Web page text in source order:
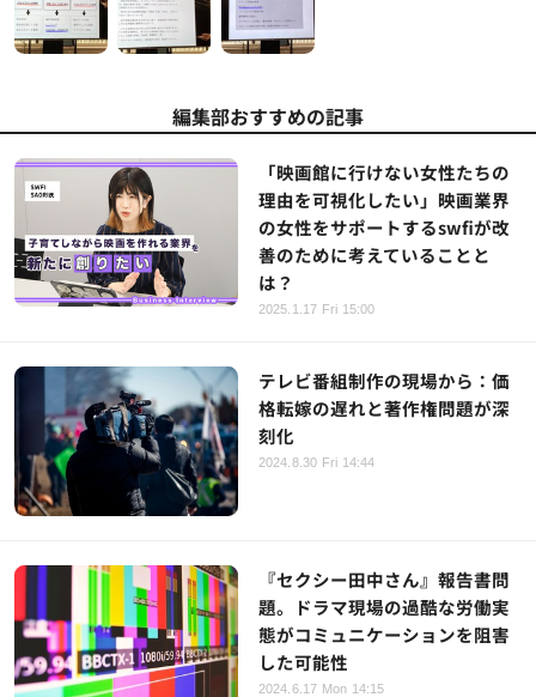
編集部おすすめの記事
「映画館に行けない女性たちの
理由を可視化したい」映画業界
の女性をサポートするswfiが改
善のために考えていることと
は？
2025.1.17 Fri 15:00
テレビ番組制作の現場から：価
格転嫁の遅れと著作権問題が深
刻化
2024.8.30 Fri 14:44
『セクシー田中さん』報告書問
題。ドラマ現場の過酷な労働実
態がコミュニケーションを阻害
した可能性
2024.6.17 Mon 14:15